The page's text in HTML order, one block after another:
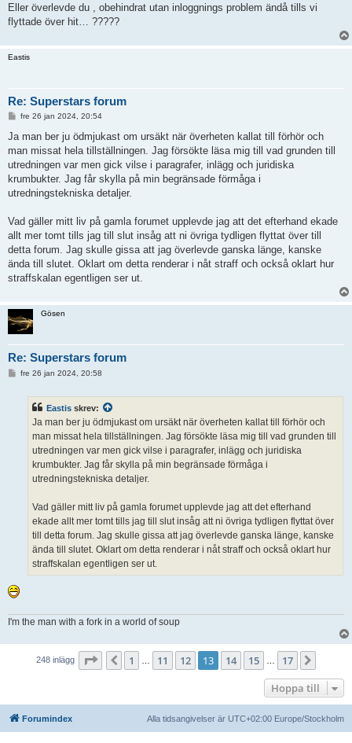
Eller överlevde du , obehindrat utan inloggnings problem ändå tills vi
flyttade över hit… ?????
Eastis
Re: Superstars forum
l
g
g
fre 26 jan 2024, 20:54
Ja man ber ju ödmjukast om ursäkt när överheten kallat till förhör och
man missat hela tillställningen. Jag försökte läsa mig till vad grunden till
utredningen var men gick vilse i paragrafer, inlägg och juridiska
krumbukter. Jag får skylla på min begränsade förmåga i
utredningstekniska detaljer.
Vad gäller mitt liv på gamla forumet upplevde jag att det efterhand ekade
allt mer tomt tills jag till slut insåg att ni övriga tydligen flyttat över till
detta forum. Jag skulle gissa att jag överlevde ganska länge, kanske
ända till slutet. Oklart om detta renderar i nåt straff och också oklart hur
straffskalan egentligen ser ut.
Gösen
Re: Superstars forum
fre 26 jan 2024, 20:58
Eastis skrev:
Ja man ber ju ödmjukast om ursäkt när överheten kallat till förhör och
man missat hela tillställningen. Jag försökte läsa mig till vad grunden till
utredningen var men gick vilse i paragrafer, inlägg och juridiska
krumbukter. Jag får skylla på min begränsade förmåga i
utredningstekniska detaljer.
Vad gäller mitt liv på gamla forumet upplevde jag att det efterhand
ekade allt mer tomt tills jag till slut insåg att ni övriga tydligen flyttat över
till detta forum. Jag skulle gissa att jag överlevde ganska länge, kanske
ända till slutet. Oklart om detta renderar i nåt straff och också oklart hur
straffskalan egentligen ser ut.
I'm the man with a fork in a world of soup
248 inlägg Sida 13 av 17
Föregående
1 11 12 13 14 15 17
Hoppa till
Forumindex Alla tidsangivelser är UTC+02:00 Europe/Stockholm